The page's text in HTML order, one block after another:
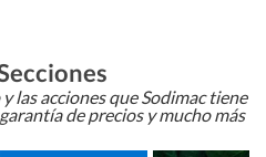
las acciones que Sodimac tiene
de precios y mucho más